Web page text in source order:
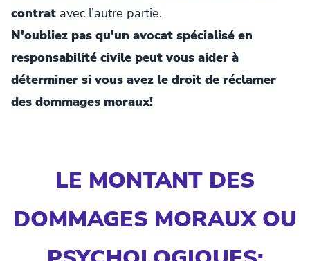
contrat avec l’autre partie.
N'oubliez pas qu'un avocat spécialisé en
responsabilité civile peut vous aider à
déterminer si vous avez le droit de réclamer
des dommages moraux!
LE MONTANT DES
DOMMAGES MORAUX OU